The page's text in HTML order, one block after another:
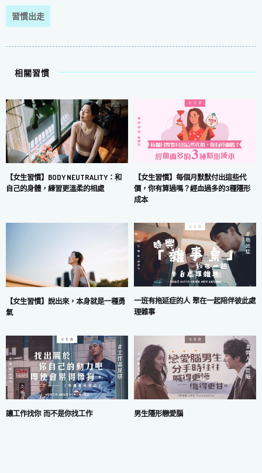
習慣出走
相關習慣
【女生習慣】BODY NEUTRALITY：和
自己的身體，練習更溫柔的相處
【女生習慣】每個月默默付出這些代
價，你有算過嗎？經血過多的3種隱形
成本
【女生習慣】說出來，本身就是一種勇
氣
一班有拖延症的人 聚在一起陪伴彼此處
理雜事
讓工作找你 而不是你找工作 男生隱形戀愛腦